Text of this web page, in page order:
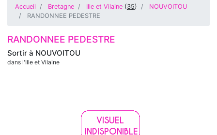
Accueil Bretagne Ille et Vilaine (35)
NOUVOITOU
RANDONNEE PEDESTRE
Sortir à NOUVOITOU
dans l'Ille et Vilaine
RANDONNEE PEDESTRE